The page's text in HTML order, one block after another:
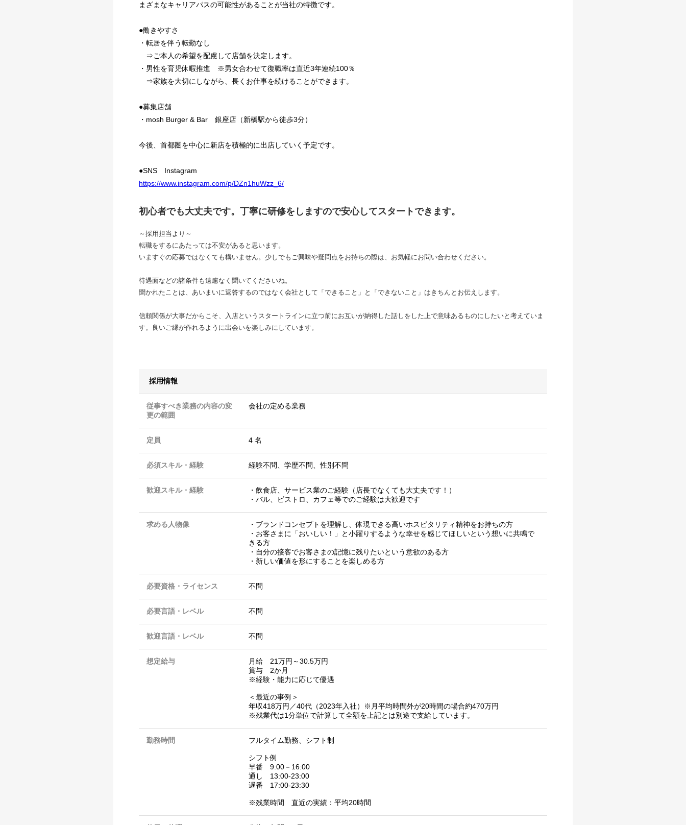
まざまなキャリアパスの可能性があることが当社の特徴です。
●働きやすさ
・転居を伴う転勤なし
⇒ご本人の希望を配慮して店舗を決定します。
・男性を育児休暇推進 ※男女合わせて復職率は直近3年連続100％
⇒家族を大切にしながら、長くお仕事を続けることができます。
●募集店舗
・mosh Burger & Bar 銀座店（新橋駅から徒歩3分）
今後、首都圏を中心に新店を積極的に出店していく予定です。
●SNS Instagram
https://www.instagram.com/p/DZn1huWzz_6/
初心者でも大丈夫です。丁寧に研修をしますので安心してスタートできます。
～採用担当より～
転職をするにあたっては不安があると思います。
いますぐの応募ではなくても構いません。少しでもご興味や疑問点をお持ちの際は、お気軽にお問い合わせください。
待遇面などの諸条件も遠慮なく聞いてくださいね。
聞かれたことは、あいまいに返答するのではなく会社として「できること」と「できないこと」はきちんとお伝えします。
信頼関係が大事だからこそ、入店というスタートラインに立つ前にお互いが納得した話しをした上で意味あるものにしたいと考えていま
す。良いご縁が作れるように出会いを楽しみにしています。
採用情報
従事すべき業務の内容の変
更の範囲
会社の定める業務
定員 4 名
必須スキル・経験 経験不問、学歴不問、性別不問
歓迎スキル・経験
・飲食店、サービス業のご経験（店長でなくても大丈夫です！）
・バル、ビストロ、カフェ等でのご経験は大歓迎です
求める人物像
・ブランドコンセプトを理解し、体現できる高いホスピタリティ精神をお持ちの方
・お客さまに「おいしい！」と小躍りするような幸せを感じてほしいという想いに共鳴で
きる方
・自分の接客でお客さまの記憶に残りたいという意欲のある方
・新しい価値を形にすることを楽しめる方
必要資格・ライセンス 不問
必要言語・レベル 不問
歓迎言語・レベル 不問
想定給与
月給 21万円～30.5万円
賞与 2か月
※経験・能力に応じて優遇
＜最近の事例＞
年収418万円／40代（2023年入社）※月平均時間外が20時間の場合約470万円
※残業代は1分単位で計算して全額を上記とは別途で支給しています。
勤務時間 フルタイム勤務、シフト制
シフト例
早番 9:00－16:00
通し 13:00-23:00
遅番 17:00-23:30
※残業時間 直近の実績：平均20時間